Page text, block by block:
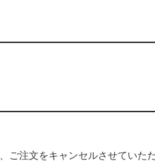
注文をキャンセルさせていた